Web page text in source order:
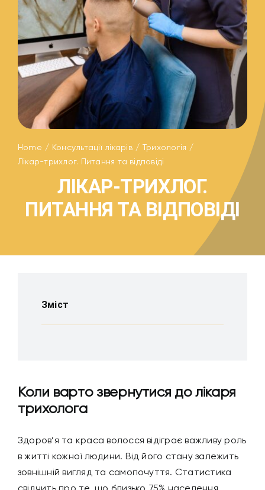
Home Консультації лікарів
Трихологія
Лікар-трихлог. Питання та відповіді
ЛІКАР-ТРИХЛОГ.
ПИТАННЯ ТА ВІДПОВІДІ
Зміст
Коли варто звернутися до лікаря
трихолога
Здоров’я та краса волосся відіграє важливу роль
в житті кожної людини. Від його стану залежить
зовнішній вигляд та самопочуття. Статистика